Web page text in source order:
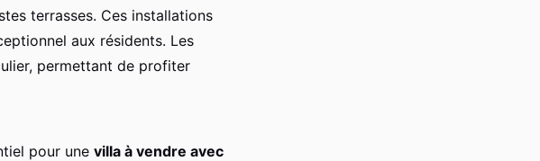
terrasses. Ces installations
aux résidents. Les
permettant de profiter
pour une villa à vendre avec